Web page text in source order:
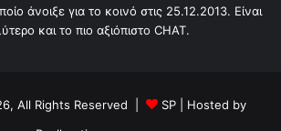
άνοιξε για το κοινό στις 25.12.2013. Είναι
και το πιο αξιόπιστο CHAT.
All Rights Reserved | SP | Hosted by